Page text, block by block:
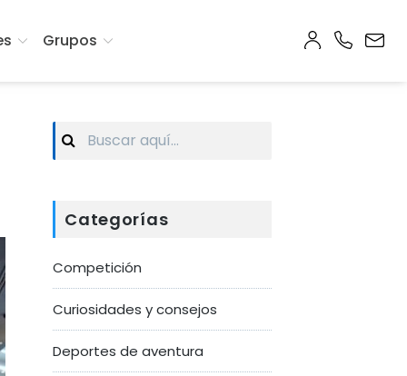
Grupos
Search
for:
Categorías
Competición
Curiosidades y consejos
Deportes de aventura